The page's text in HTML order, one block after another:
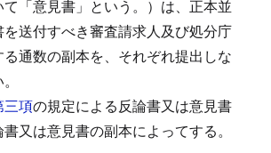
て「意見書」という。）は、正本並
送付すべき審査請求人及び処分庁
通数の副本を、それぞれ提出しな
三項の規定による反論書又は意見書
又は意見書の副本によってする。